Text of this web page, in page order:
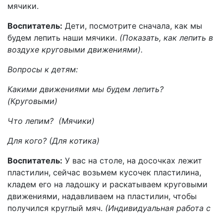
мячики.
Воспитатель: Дети, посмотрите сначала, как мы
будем лепить наши мячики. (Показать, как лепить в
воздухе круговыми движениями).
Вопросы к детям:
Какими движениями мы будем лепить?
(Круговыми)
Что лепим? (Мячики)
Для кого? (Для котика)
Воспитатель: У вас на столе, на досочках лежит
пластилин, сейчас возьмем кусочек пластилина,
кладем его на ладошку и раскатываем круговыми
движениями, надавливаем на пластилин, чтобы
получился круглый мяч. (Индивидуальная работа с